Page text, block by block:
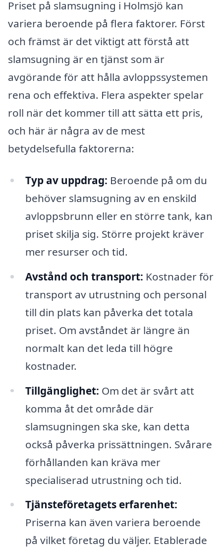
Priset på slamsugning i Holmsjö kan
variera beroende på flera faktorer. Först
och främst är det viktigt att förstå att
slamsugning är en tjänst som är
avgörande för att hålla avloppssystemen
rena och effektiva. Flera aspekter spelar
roll när det kommer till att sätta ett pris,
och här är några av de mest
betydelsefulla faktorerna:
Typ av uppdrag: Beroende på om du
behöver slamsugning av en enskild
avloppsbrunn eller en större tank, kan
priset skilja sig. Större projekt kräver
mer resurser och tid.
Avstånd och transport: Kostnader för
transport av utrustning och personal
till din plats kan påverka det totala
priset. Om avståndet är längre än
normalt kan det leda till högre
kostnader.
Tillgänglighet: Om det är svårt att
komma åt det område där
slamsugningen ska ske, kan detta
också påverka prissättningen. Svårare
förhållanden kan kräva mer
specialiserad utrustning och tid.
Tjänsteföretagets erfarenhet:
Priserna kan även variera beroende
på vilket företag du väljer. Etablerade